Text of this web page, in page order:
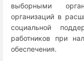
выборными
организаций в
социальной
работников при
обеспечения.